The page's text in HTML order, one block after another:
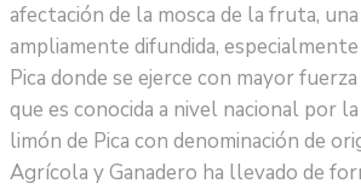
afectación de la mosca de la fruta,
ampliamente difundida,
Pica donde se ejerce con mayor
que es conocida a nivel nacional por
limón de Pica con denominación de
Agrícola y Ganadero ha llevado de